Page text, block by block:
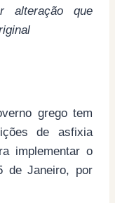
alteração que
grego tem
de asfixia
implementar o
de Janeiro, por